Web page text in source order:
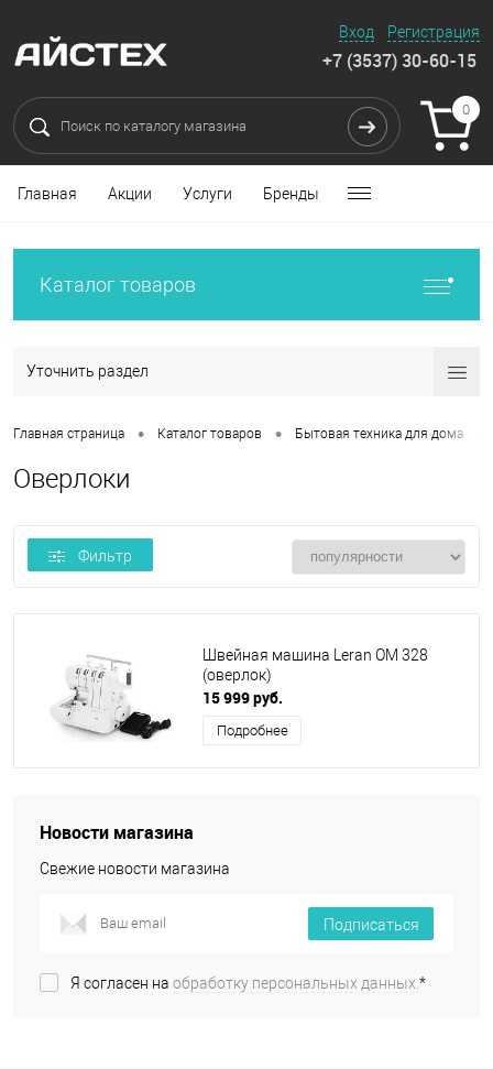
Вход Регистрация
+7 (3537) 30-60-15
0
Главная Акции Услуги Бренды
Каталог товаров
Уточнить раздел
Главная страница • Каталог товаров • Бытовая техника для дома
Оверлоки
Фильтр
Швейная машина Leran ОМ 328
(оверлок)
15 999 руб.
Подробнее
Новости магазина
Свежие новости магазина
Подписаться
Я согласен на обработку персональных данных.*